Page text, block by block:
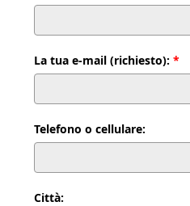
La tua e-mail (richiesto):*
Telefono o cellulare:
Città: